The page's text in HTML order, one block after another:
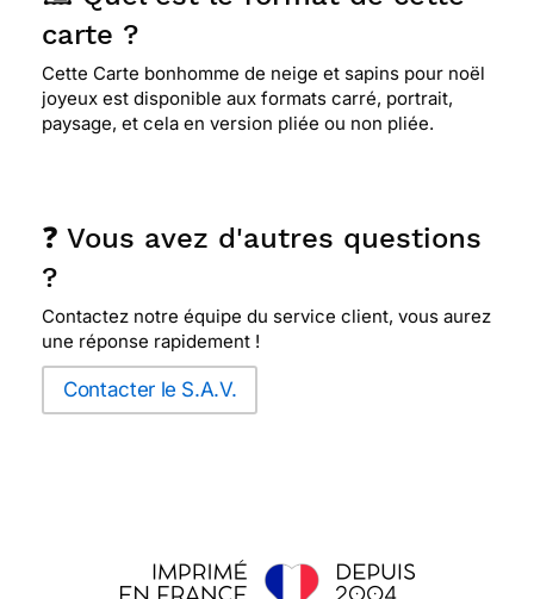
carte ?
Cette Carte bonhomme de neige et sapins pour noël
joyeux est disponible aux formats carré, portrait,
paysage, et cela en version pliée ou non pliée.
❓ Vous avez d'autres questions
?
Contactez notre équipe du service client, vous aurez
une réponse rapidement !
Contacter le S.A.V.